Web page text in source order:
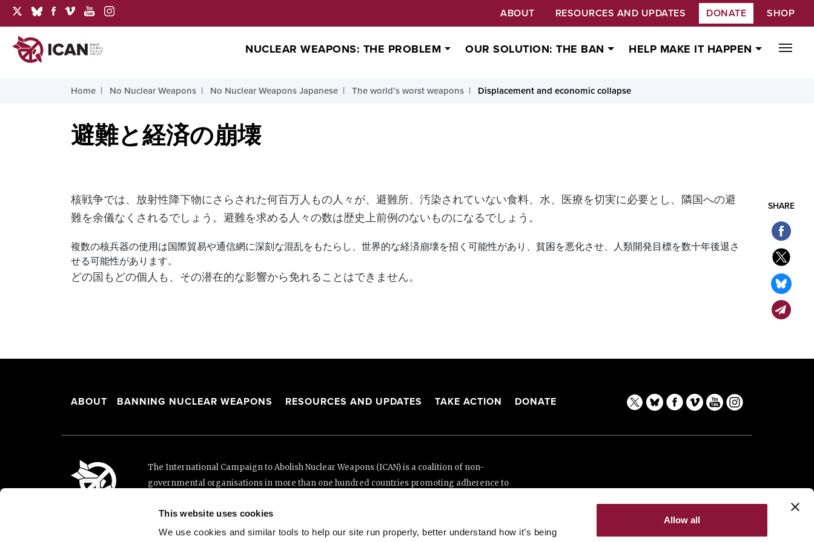
This website uses cookies
We use cookies and similar tools to help our site run properly, better understand how it’s being
Allow all
ABOUT RESOURCES AND UPDATES DONATE SHOP
NUCLEAR WEAPONS: THE PROBLEM OUR SOLUTION: THE BAN HELP MAKE IT HAPPEN
Home No Nuclear Weapons No Nuclear Weapons Japanese The world’s worst weapons Displacement and economic collapse
SHARE
避難と経済の崩壊
核戦争では、放射性降下物にさらされた何百万人もの人々が、避難所、汚染されていない食料、水、医療を切実に必要とし、隣国への避
難を余儀なくされるでしょう。避難を求める人々の数は歴史上前例のないものになるでしょう。
複数の核兵器の使用は国際貿易や通信網に深刻な混乱をもたらし、世界的な経済崩壊を招く可能性があり、貧困を悪化させ、人類開発目標を数十年後退さ
せる可能性があります。
どの国もどの個人も、その潜在的な影響から免れることはできません。
ABOUT BANNING NUCLEAR WEAPONS RESOURCES AND UPDATES TAKE ACTION DONATE
The International Campaign to Abolish Nuclear Weapons (ICAN) is a coalition of non-
governmental organisations in more than one hundred countries promoting adherence to
This website was made possible thanks to the generous support of New Zealand and Swiss
Loterie Romande.